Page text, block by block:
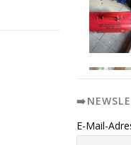
E-Mail-